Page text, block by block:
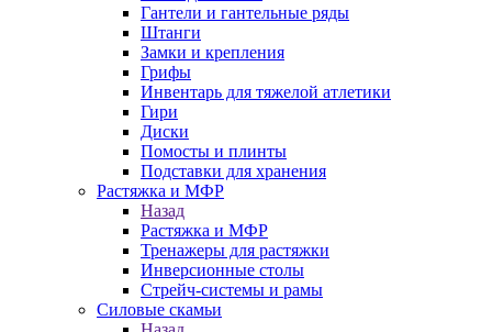
Гантели и гантельные ряды
Штанги
Замки и крепления
Грифы
Инвентарь для тяжелой атлетики
Гири
Диски
Помосты и плинты
Подставки для хранения
Растяжка и МФР
Назад
Растяжка и МФР
Тренажеры для растяжки
Инверсионные столы
Стрейч-системы и рамы
Силовые скамьи